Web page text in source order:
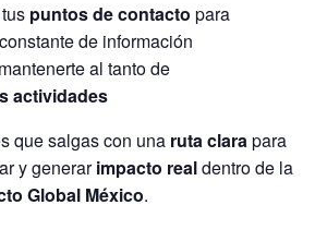
puntos de contacto para
de información
al tanto de
actividades
que salgas con una ruta clarapara
y generarimpacto realdentro de la
Global México.